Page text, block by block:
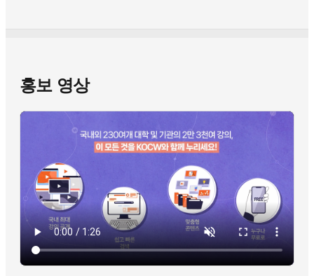
홍보 영상